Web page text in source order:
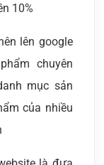
10%
lên google
chuyên
mục sản
của nhiều